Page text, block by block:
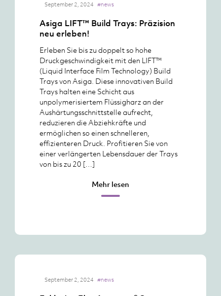
September 2, 2024 #news
Asiga LIFT™ Build Trays: Präzision
neu erleben!
Erleben Sie bis zu doppelt so hohe
Druckgeschwindigkeit mit den LIFT™
(Liquid Interface Film Technology) Build
Trays von Asiga. Diese innovativen Build
Trays halten eine Schicht aus
unpolymerisiertem Flüssigharz an der
Aushärtungsschnittstelle aufrecht,
reduzieren die Abziehkräfte und
ermöglichen so einen schnelleren,
effizienteren Druck. Profitieren Sie von
einer verlängerten Lebensdauer der Trays
von bis zu 20 […]
Mehr lesen
September 2, 2024 #news